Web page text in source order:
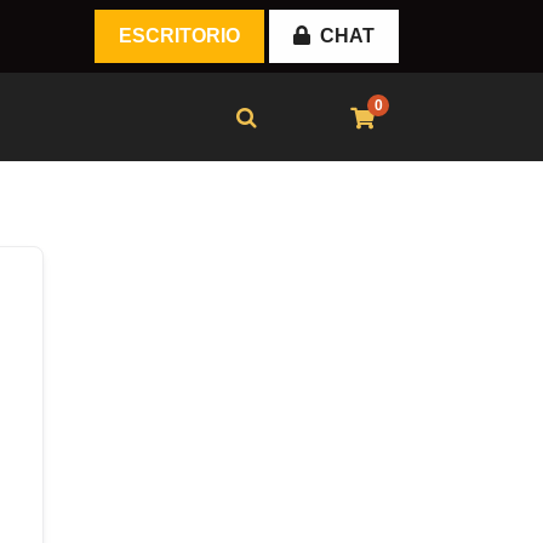
ESCRITORIO CHAT
0